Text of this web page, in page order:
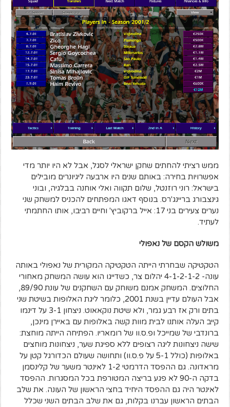
ממש רציתי להחתים שחקן ישראלי לסגל, אבל לא היו יותר מדי
אפשרויות בחירה: באותם שנים היו ארבעה ליגיונרים מובילים
בישראל: רוני רוזנטל, שלום תקווה ואלי אוחנה בבלגיה, ובוני
גינצבורג בריינג'רס. בנוסף דאגו המפתחים להכניס למשחק שני
נערים צעירים בני 17: אייל ברקוביץ' וחיים רביבו, אותו החתמתי
לעתיד.
משולש הקסם של נאפולי
הטקטיקה שבחרתי הייתה הטקטיקה המקורית של נאפולי באותה
עונה- 4-1-2-1-2 יהלום צר, כשדייגו הוא עושה המשחק מאחורי
החלוצים. המשחק אמנם משוחק עם השחקנים של עונת 89/90,
אבל העולם עדיין בשנת 2001, כלומר ליגת האלופות בשיטת שני
בתים ורק אז רבע גמר, ולא שיטת נוקאאוט. ניצחון 3-1 על דינמו
קייב העלה אותנו לבית מוות קשה באלופות עם באיירן מינכן,
ברונדבי של שמייכל ופ.ס.וו של רומאריו. הפתיחה הייתה מוחצת:
שישה ניצחונות ליגה רצופים ללא ספיגת שער, ניצחונות מוחצים
באלופות (כולל 5-1 על פ.ס.וו) ותחושה שעולם הכדורגל קטן על
מראדונה. גם ההפסד הדרמטי 1-2 לאינטר משער של קלינסמן
בדקה ה-90 לא פגע בריצה המטורפת בכל המסגרות. ההפסד
לאינטר היה גם ההפסד היחיד בחצי הראשון של העונה. את שלב
הבתים הראשון עברנו בקלות, גם את שלב הבתים השני שכלל